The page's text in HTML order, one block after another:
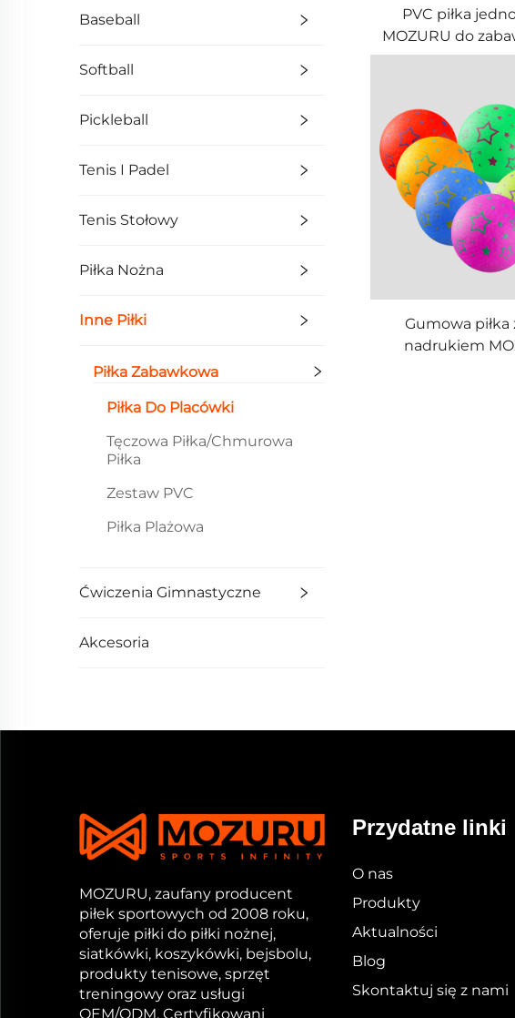
Baseball
Softball
Pickleball
Tenis I Padel
Tenis Stołowy
Piłka Nożna
Inne Piłki
Piłka Zabawkowa
Piłka Do Placówki
Tęczowa Piłka/Chmurowa
Piłka
Zestaw PVC
Piłka Plażowa
Ćwiczenia Gimnastyczne
Akcesoria
PVC piłka
MOZURU do
Gumowa piłka
nadrukiem
MOZURU, zaufany producent
piłek sportowych od 2008 roku,
oferuje piłki do piłki nożnej,
siatkówki, koszykówki, bejsbolu,
produkty tenisowe, sprzęt
treningowy oraz usługi
OEM/ODM. Certyfikowani
Przydatne linki
O nas
Produkty
Aktualności
Blog
Skontaktuj się z nami